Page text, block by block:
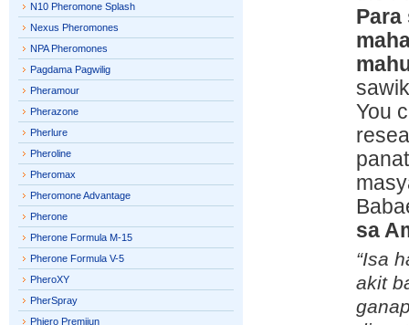
Para
You
sa
“Isa
akit
N10 Pheromone Splash
Nexus Pheromones
NPA Pheromones
Pagdama Pagwilig
Pheramour
Pherazone
Pherlure
Pheroline
Pheromax
Pheromone Advantage
Pherone
Pherone Formula M-15
Pherone Formula V-5
PheroXY
PherSpray
Phiero Premiiun